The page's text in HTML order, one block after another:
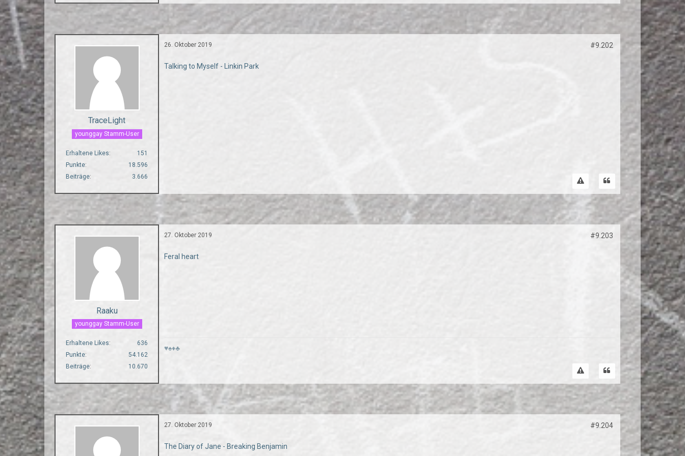
TraceLight
younggay Stamm-User
Erhaltene Likes
151
Punkte
18.596
Beiträge
3.666
26. Oktober 2019 #9.202
Talking to Myself - Linkin Park
Raaku
younggay Stamm-User
Erhaltene Likes
636
Punkte
54.162
Beiträge
10.670
27. Oktober 2019 #9.203
Feral heart
♥♠♦♣
27. Oktober 2019 #9.204
The Diary of Jane - Breaking Benjamin